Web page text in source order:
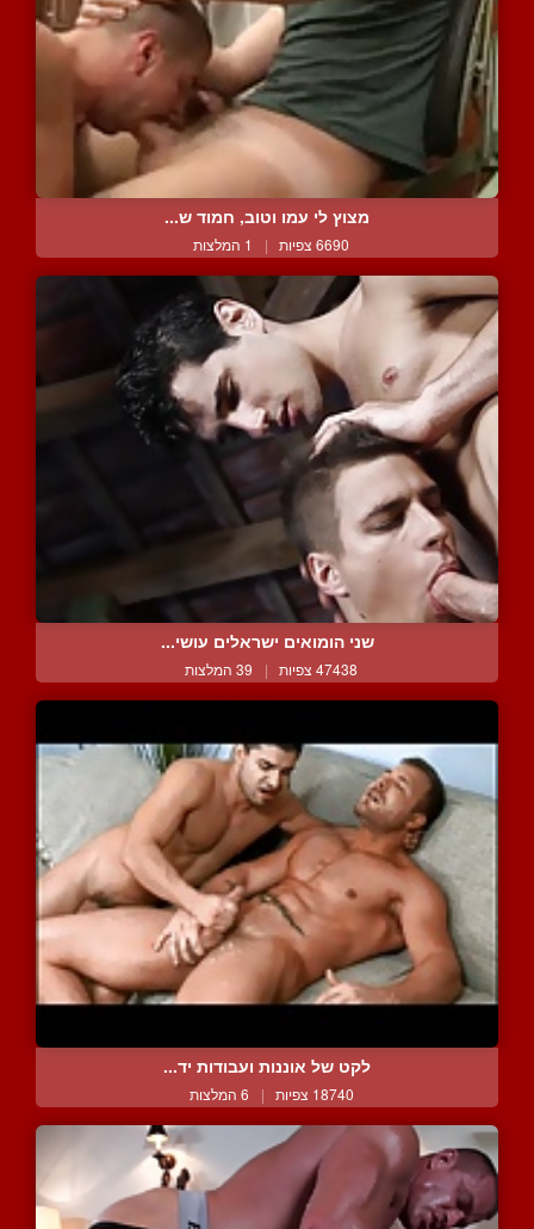
מצוץ לי עמו וטוב, חמוד ש...
6690 צפיות | 1 המלצות
שני הומואים ישראלים עושי...
47438 צפיות | 39 המלצות
לקט של אוננות ועבודות יד...
18740 צפיות | 6 המלצות